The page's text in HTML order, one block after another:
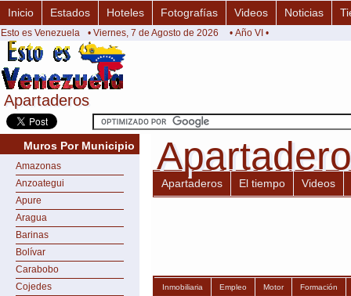
Apartaderos
Apartaderos
Inicio Estados Hoteles Fotografías Videos Noticias
Esto es Venezuela • Viernes, 7 de Agosto de 2026 • Año VI •
Muros Por Municipio
Amazonas
Anzoategui
Apure
Aragua
Barinas
Bolívar
Carabobo
Cojedes
Apartaderos El tiempo Videos
Inmobiliaria Empleo Motor Formación